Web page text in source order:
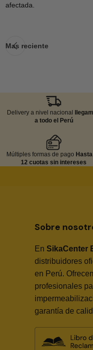
afectada.
Mas reciente
Delivery a nivel nacional
a todo el Perú
Múltiples formas de pago
12 cuotas sin intereses
Sobre
En SikaCenter
distribuidores
en Perú.
profesionales
garantía de